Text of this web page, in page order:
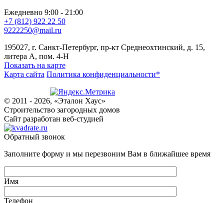
Ежедневно 9:00 - 21:00
+7 (812) 922 22 50
9222250@mail.ru
195027, г. Санкт-Петербург, пр-кт Среднеохтинский, д. 15,
литера А, пом. 4-Н
Показать на карте
Карта сайта Политика конфиденциальности*
© 2011 - 2026, «Эталон Хаус»
Строительство загородных домов
Сайт разработан веб-студией
Обратный звонок
Заполните форму и мы перезвоним Вам в ближайшее время
Имя
Телефон